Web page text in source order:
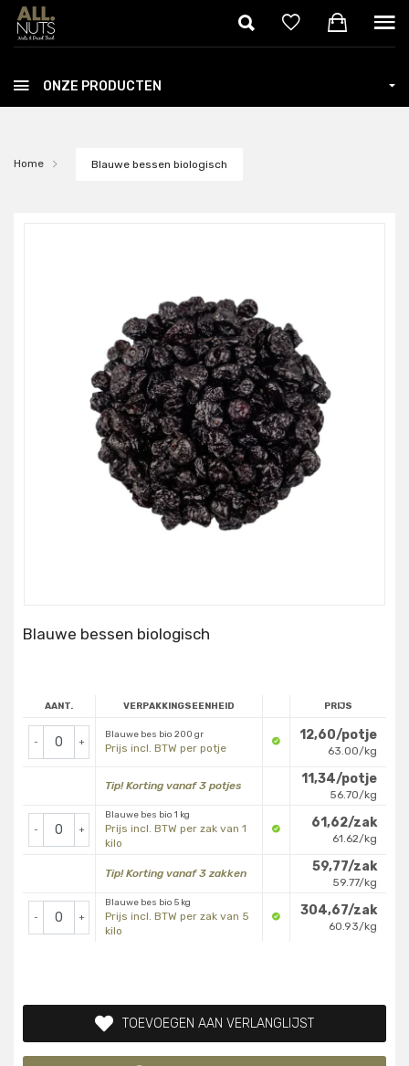
Skip to main content
ONZE PRODUCTEN
Home Blauwe bessen biologisch
Blauwe bessen biologisch
AANT. VERPAKKINGSEENHEID PRIJS
- +
Blauwe bes bio 200 gr
Prijs incl. BTW per potje
12,60/potje
63.00/kg
Tip! Korting vanaf 3 potjes 11,34/potje
56.70/kg
- +
Blauwe bes bio 1 kg
Prijs incl. BTW per zak van 1
kilo
61,62/zak
61.62/kg
Tip! Korting vanaf 3 zakken 59,77/zak
59.77/kg
- +
Blauwe bes bio 5 kg
Prijs incl. BTW per zak van 5
kilo
304,67/zak
60.93/kg
TOEVOEGEN AAN VERLANGLIJST